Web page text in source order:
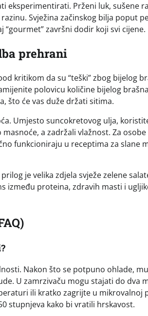
eksperimentirati. Prženi luk, sušene
Svježina začinskog bilja poput
završni dodir koji svi cijene.
prehrani
kritikom da su “teški” zbog bijelog
polovicu količine bijelog
što će vas duže držati sitima.
Umjesto suncokretovog ulja,
a zadržali vlažnost. Za
funkcioniraju u receptima za slane
je velika zdjela svježe zelene
između proteina, zdravih masti i
Nakon što se potpuno ohlade,
U zamrzivaču mogu stajati do dva
ili kratko zagrijte u mikrovalnoj
stupnjeva kako bi vratili hrskavost.